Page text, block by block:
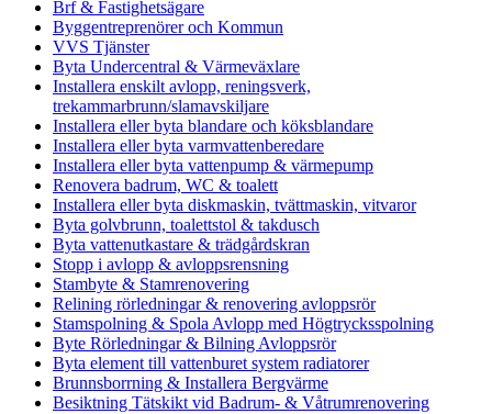
Brf & Fastighetsägare
Byggentreprenörer och Kommun
VVS Tjänster
Byta Undercentral & Värmeväxlare
Installera enskilt avlopp, reningsverk,
trekammarbrunn/slamavskiljare
Installera eller byta blandare och köksblandare
Installera eller byta varmvattenberedare
Installera eller byta vattenpump & värmepump
Renovera badrum, WC & toalett
Installera eller byta diskmaskin, tvättmaskin, vitvaror
Byta golvbrunn, toalettstol & takdusch
Byta vattenutkastare & trädgårdskran
Stopp i avlopp & avloppsrensning
Stambyte & Stamrenovering
Relining rörledningar & renovering avloppsrör
Stamspolning & Spola Avlopp med Högtrycksspolning
Byte Rörledningar & Bilning Avloppsrör
Byta element till vattenburet system radiatorer
Brunnsborrning & Installera Bergvärme
Besiktning Tätskikt vid Badrum- & Våtrumrenovering